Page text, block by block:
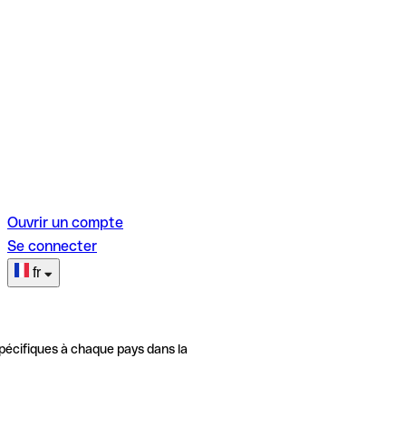
Ouvrir un compte
Se connecter
fr
à chaque pays dans la